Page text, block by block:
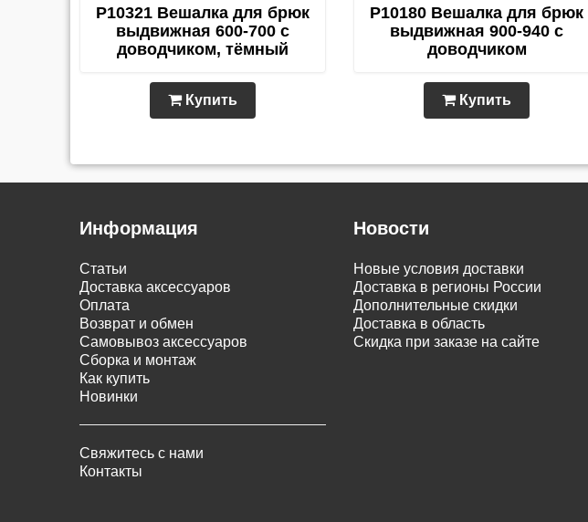
P10321 Вешалка для брюк
выдвижная 600-700 с
доводчиком, тёмный
Купить
P10180 Вешалка для брюк
выдвижная 900-940 с
доводчиком
Купить
Информация
Статьи
Доставка аксессуаров
Оплата
Возврат и обмен
Самовывоз аксессуаров
Сборка и монтаж
Как купить
Новинки
Свяжитесь с нами
Контакты
Новости
Новые условия доставки
Доставка в регионы России
Дополнительные скидки
Доставка в область
Скидка при заказе на сайте